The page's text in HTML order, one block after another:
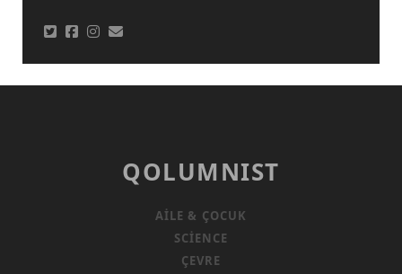
QOLUMNIST
AILE & ÇOCUK
SCIENCE
ÇEVRE